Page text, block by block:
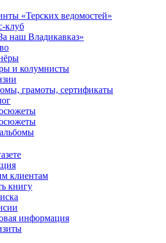
«Терских ведомостей»
клуб
наш Владикавказ»
и колумнисты
грамоты, сертификаты
клиентам
книгу
информация